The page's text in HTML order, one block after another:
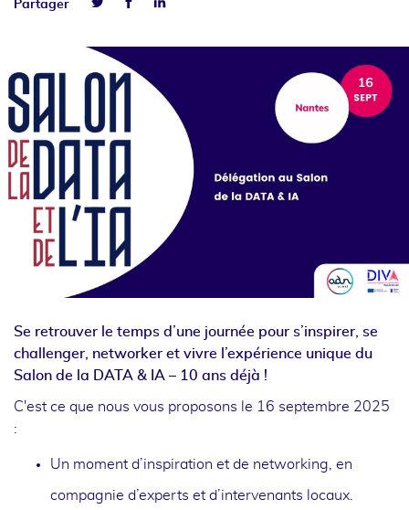
Partager
FacebookLinkedin
Se retrouver le temps d’une journée pour s’inspirer, se
challenger, networker et vivre l’expérience unique du
Salon de la DATA & IA – 10 ans déjà !
C'est ce que nous vous proposons le 16 septembre 2025
:
Un moment d’inspiration et de networking, en
compagnie d’experts et d’intervenants locaux.